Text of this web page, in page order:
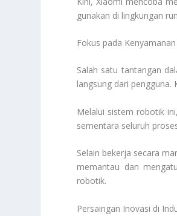
gunakan di lingkungan
Fokus pada
Salah satu tantangan
langsung dari pengguna.
Melalui sistem robotik
sementara seluruh
Selain bekerja secara
memantau dan
robotik.
Persaingan Inovasi di